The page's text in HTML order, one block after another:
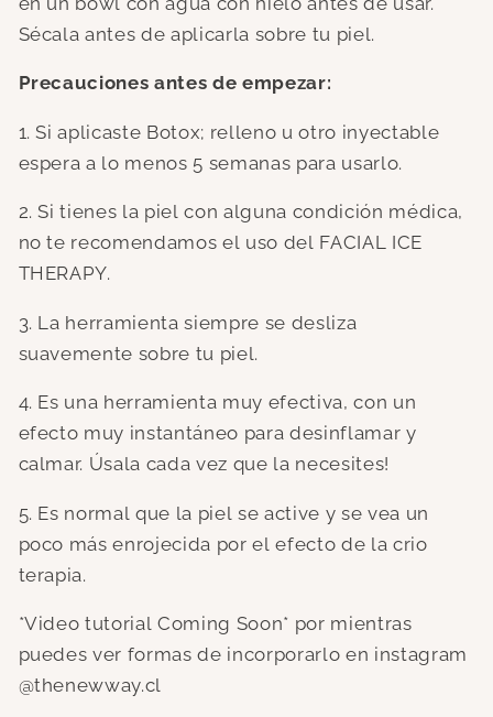
Sécala antes de aplicarla sobre tu piel.
Precauciones antes de empezar:
1. Si aplicaste Botox; relleno u otro inyectable
espera a lo menos 5 semanas para usarlo.
2. Si tienes la piel con alguna condición médica,
no te recomendamos el uso del FACIAL ICE
THERAPY.
3. La herramienta siempre se desliza
suavemente sobre tu piel.
4. Es una herramienta muy efectiva, con un
efecto muy instantáneo para desinflamar y
calmar. Úsala cada vez que la necesites!
5. Es normal que la piel se active y se vea un
poco más enrojecida por el efecto de la crio
terapia.
*Video tutorial Coming Soon* por mientras
puedes ver formas de incorporarlo en instagram
@thenewway.cl